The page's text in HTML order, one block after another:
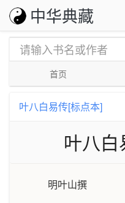
中华典藏
首页
叶八白易传[标点本]
叶八
明叶山撰